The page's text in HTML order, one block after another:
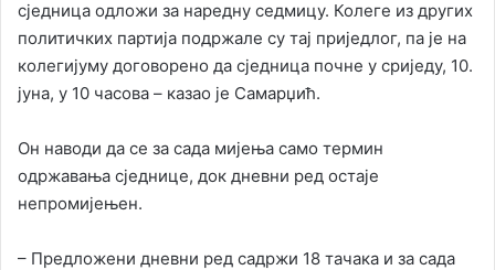
сједница одложи за наредну седмицу. Колеге из других
политичких партија подржале су тај приједлог, па је на
колегијуму договорено да сједница почне у сриједу, 10.
јуна, у 10 часова – казао је Самарџић.
Он наводи да се за сада мијења само термин
одржавања сједнице, док дневни ред остаје
непромијењен.
– Предложени дневни ред садржи 18 тачака и за сада